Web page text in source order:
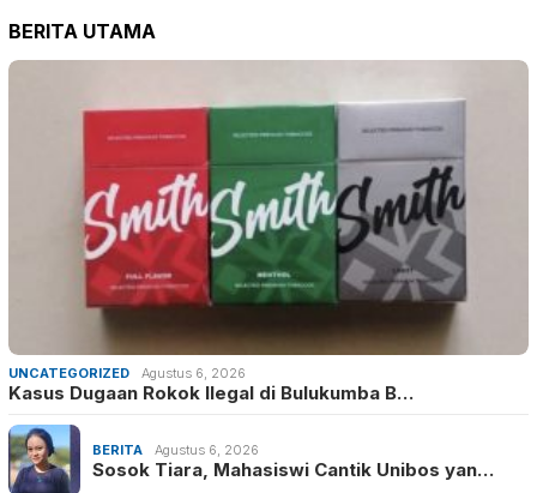
BERITA UTAMA
UNCATEGORIZED Agustus 6, 2026
Kasus Dugaan Rokok Ilegal di Bulukumba B…
BERITA Agustus 6, 2026
Sosok Tiara, Mahasiswi Cantik Unibos yan…